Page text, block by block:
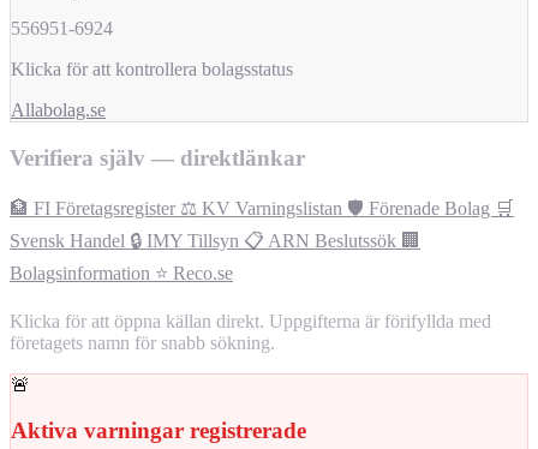
556951-6924
Klicka för att kontrollera bolagsstatus
Allabolag.se
Verifiera själv — direktlänkar
🏦 FI Företagsregister ⚖️ KV Varningslistan 🛡️ Förenade Bolag 🛒
Svensk Handel 🔒 IMY Tillsyn 📋 ARN Beslutssök 🏢
Bolagsinformation ⭐ Reco.se
Klicka för att öppna källan direkt. Uppgifterna är förifyllda med
företagets namn för snabb sökning.
🚨
Aktiva varningar registrerade